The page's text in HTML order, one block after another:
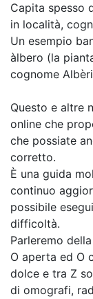
Capita spesso
in località,
Un esempio
àlbero (la
cognome
Questo e altre
online che
che possiate
corretto.
È una guida
continuo
possibile
difficoltà.
Parleremo
O aperta ed O
dolce e tra Z
di omografi,